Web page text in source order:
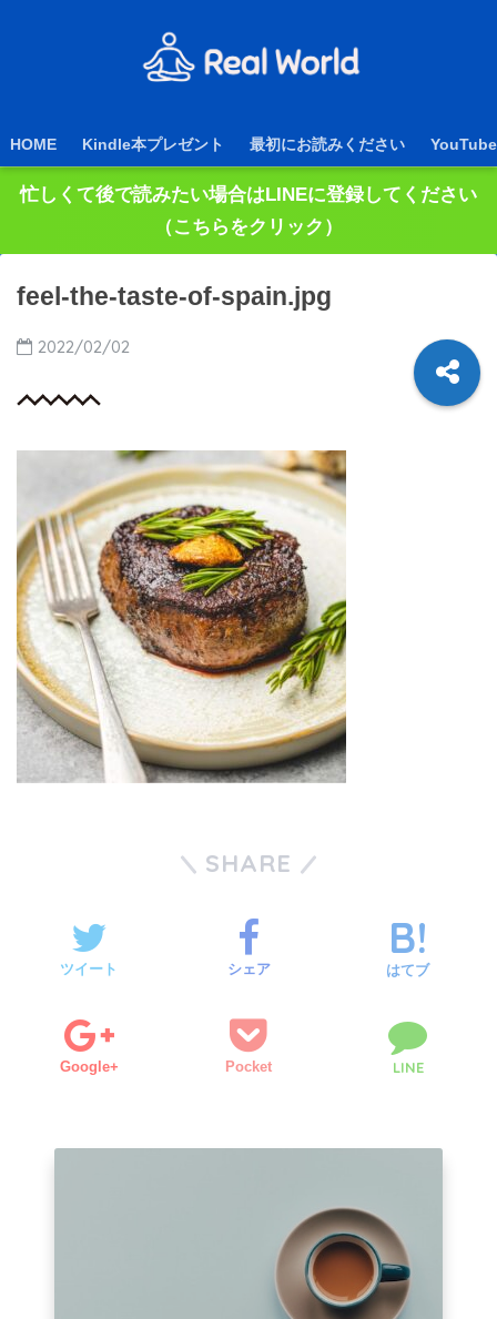
HOME Kindle本プレゼント 最初にお読みください YouTube
忙しくて後で読みたい場合はLINEに登録してください
（こちらをクリック）
feel-the-taste-of-spain.jpg
2022/02/02
SHARE
ツイート シェア はてブ
Google+ Pocket LINE